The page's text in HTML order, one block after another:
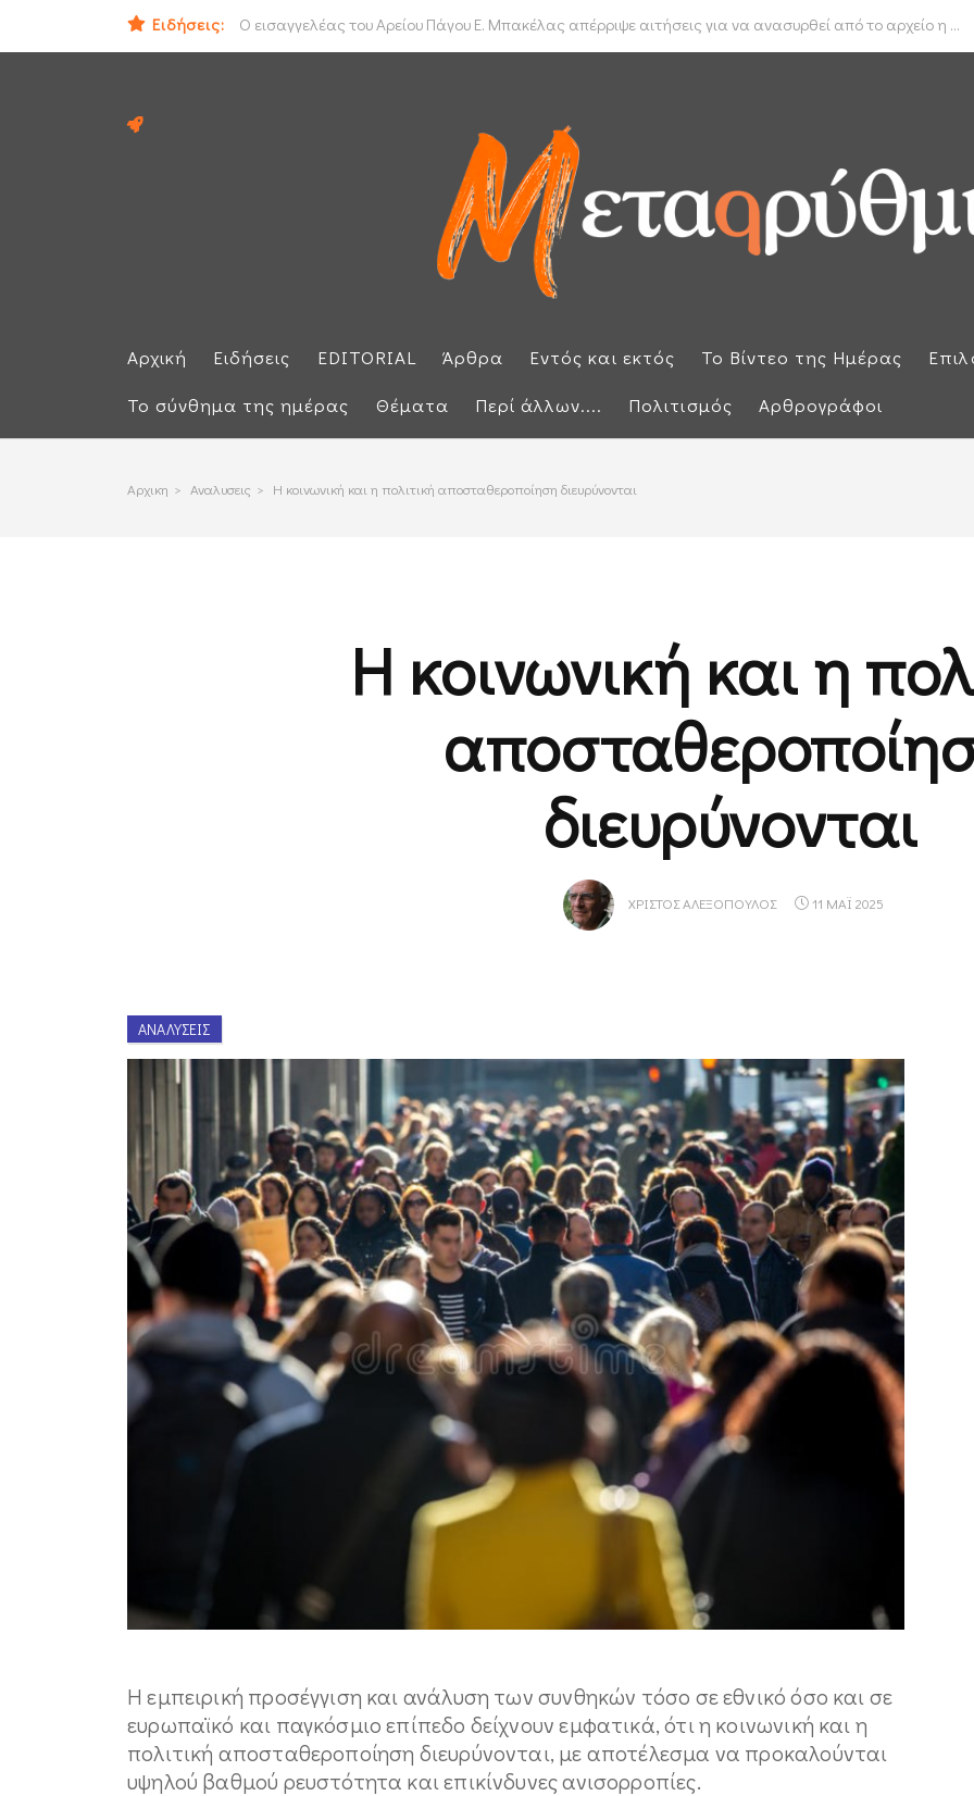
Ειδήσεις:
Ο εισαγγελέας του Αρείου Πάγου Ε. Μπακέλας απέρριψε αιτήσεις για να ανασυρθεί από το αρχείο η ...
ΟΟΣΑ: Στην τελευταία θέση η Ελλάδα για το πραγματικό διαθέσιμο εισόδημα των νοικοκυριών
Αρχική Ειδήσεις EDITORIAL Άρθρα Εντός και εκτός Το Βίντεο της Ημέρας
Το σύνθημα της ημέρας
Θέματα Περί άλλων.... Πολιτισμός Αρθρογράφοι
Αρχικη > Αναλυσεις > Η κοινωνική και η πολιτική αποσταθεροποίηση διευρύνονται
Η κοινωνική και η
διευρύνονται
ΧΡΊΣΤΟΣ ΑΛΕΞΌΠΟΥΛΟΣ 11 ΜΑΪ 2025
ΑΝΑΛΎΣΕΙΣ
Η εμπειρική προσέγγιση και ανάλυση των συνθηκών τόσο σε εθνικό όσο και σε
ευρωπαϊκό και παγκόσμιο επίπεδο δείχνουν εμφατικά, ότι η κοινωνική και η
πολιτική αποσταθεροποίηση διευρύνονται, με αποτέλεσμα να προκαλούνται
υψηλού βαθμού ρευστότητα και επικίνδυνες ανισορροπίες.